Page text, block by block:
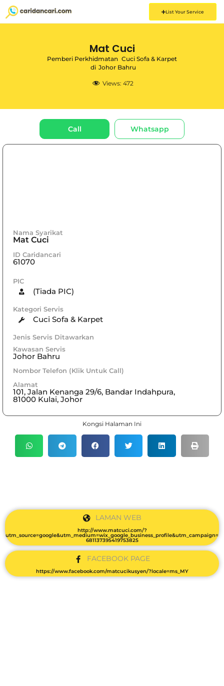
List Your Service
Mat Cuci
Pemberi Perkhidmatan Cuci Sofa & Karpet
di Johor Bahru
Views: 472
Call Whatsapp
Nama Syarikat
Mat Cuci
ID Caridancari
61070
PIC
(Tiada PIC)
Kategori Servis
Cuci Sofa & Karpet
Jenis Servis Ditawarkan
Kawasan Servis
Johor Bahru
Nombor Telefon (Klik Untuk Call)
Alamat
101, Jalan Kenanga 29/6, Bandar Indahpura,
81000 Kulai, Johor
Kongsi Halaman Ini
LAMAN WEB
http://www.matcuci.com/?
utm_source=google&utm_medium=wix_google_business_profile&utm_campaign=
681137395419753825
FACEBOOK PAGE
https://www.facebook.com/matcucikusyen/?locale=ms_MY